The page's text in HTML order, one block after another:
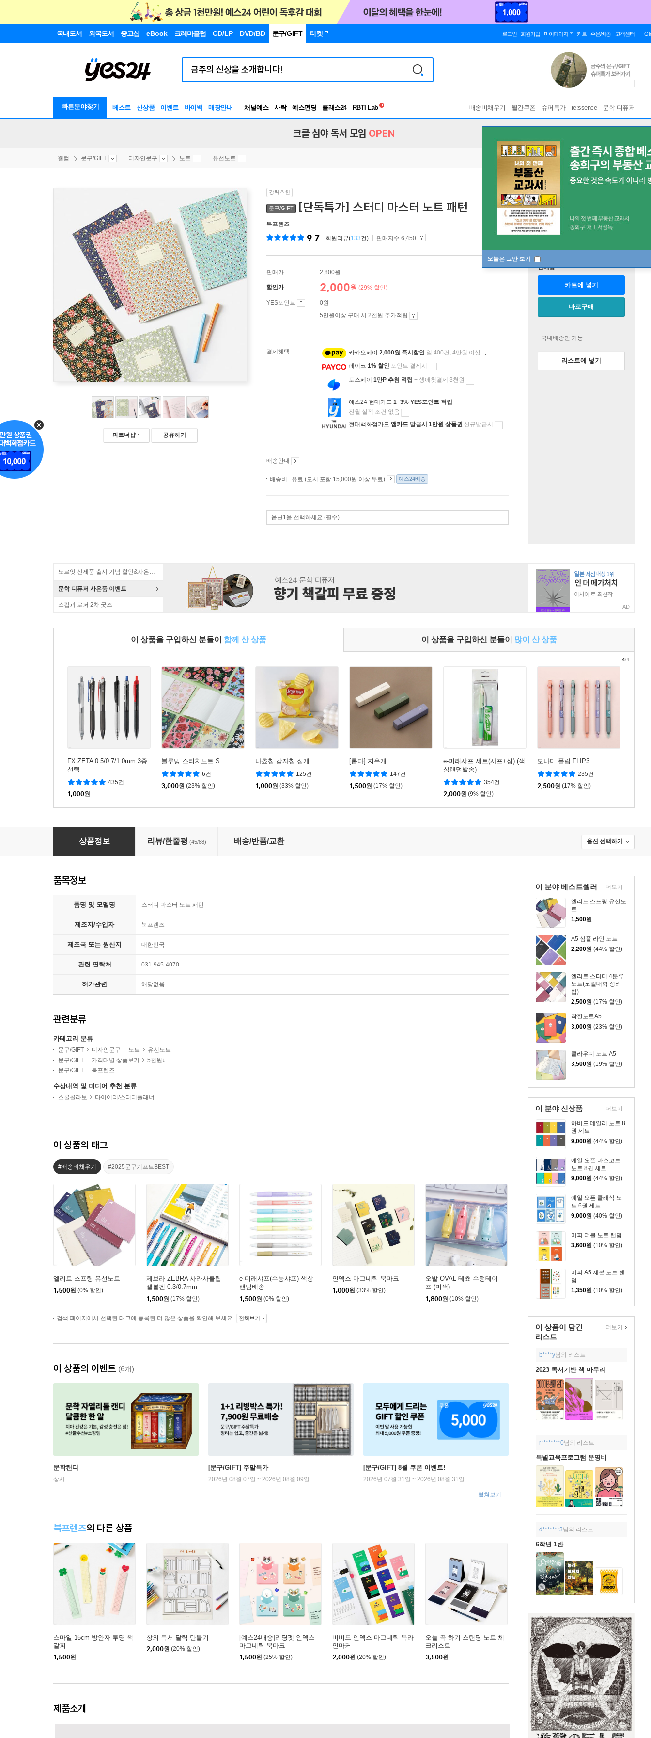
국내도서 외국도서 중고샵 eBook 크레마클럽 CD/LP DVD/BD 문구/GIFT 티켓 로그인 회원가입 마이페이지 카트 주문/배송 고객센터
빠른분야찾기 베스트 신상품 이벤트 바이백 매장안내 채널예스 사락 예스펀딩 클래스24
독서유형검사
배송비채우기 월간쿠폰 슈퍼특가 re:ssence 문학 디퓨저
오늘은 그만 보기
크클 심야 독서 모임 OPEN
웰컴 문구/GIFT 디자인문구 노트 유선노트
파트너샵 공유하기
강력추천
문구/GIFT [단독특가] 스터디 마스터 노트 패턴
북프렌즈
9.7 회원리뷰(133건) 판매지수 6,450
판매가 2,800원
할인가 2,000원 (29% 할인)
YES포인트
0원
5만원이상 구매 시 2천원 추가적립
결제혜택 카카오페이 2,000원 즉시할인 일 400건, 4만원 이상
페이코 1% 할인 포인트 결제시
토스페이 1만P 추첨 적립 + 생애첫결제 3천원
예스24 현대카드 1~3% YES포인트 적립
전월 실적 조건 없음
현대백화점카드 앱카드 발급시 1만원 상품권 신규발급시
배송안내
배송비 : 유료 (도서 포함 15,000원 이상 무료) 예스24배송
옵션1을 선택하세요 (필수)
판매중
카트에 넣기
바로구매
국내배송만 가능
리스트에 넣기
노르잇 신제품 출시 기념 할인&사은품 증정!
문학 디퓨저 사은품 이벤트
스킵과 로퍼 2차 굿즈 AD
이 상품을 구입하신 분들이 함께 산 상품 이 상품을 구입하신 분들이 많이 산 상품
FX ZETA 0.5/0.7/1.0mm 3종
선택
435건
1,000원
블루밍 스티치노트 S
6건
3,000원 (23% 할인)
나쵸칩 감자칩 집게
125건
1,000원 (33% 할인)
[롭다] 지우개
147건
1,500원 (17% 할인)
e-미래샤프 세트(샤프+심) (색
상랜덤발송)
354건
2,000원 (9% 할인)
모나미 플립 FLIP3
235건
2,500원 (17% 할인)
4/4
[단독특가] 스터디 마스터 노트 패턴
상품정보 리뷰/한줄평 (45/88) 배송/반품/교환 옵션 선택하기
이 분야 베스트셀러
엘리트 스프링 유선노
트
1,500원
A5 심플 라인 노트
2,200원 (44% 할인)
엘리트 스터디 4분류
노트(코넬대학 정리
법)
2,500원 (17% 할인)
착한노트A5
3,000원 (23% 할인)
클라우디 노트 A5
3,500원 (19% 할인)
더보기
이 분야 신상품
하버드 데일리 노트 8
권 세트
9,000원 (44% 할인)
예일 오픈 마스코트
노트 8권 세트
9,000원 (44% 할인)
예일 오픈 클래식 노
트 6권 세트
9,000원 (40% 할인)
미피 더블 노트 랜덤
3,600원 (10% 할인)
미피 A5 제본 노트 랜
덤
1,350원 (10% 할인)
더보기
이 상품이 담긴
리스트
더보기
b****y님의 리스트
2023 독서기반 책 마무리
r********0님의 리스트
특별교육프로그램 운영비
d*******3님의 리스트
6학년 1반
품목정보
품명 및 모델명 스터디 마스터 노트 패턴
제조자/수입자 북프렌즈
제조국 또는 원산지 대한민국
관련 연락처 031-945-4070
허가관련 해당없음
관련분류
카테고리 분류
문구/GIFT 디자인문구 노트
유선노트
문구/GIFT
가격대별 상품보기
5천원↓
문구/GIFT
북프렌즈
수상내역 및 미디어 추천 분류
스쿨콜라보 다이어리/스터디플래너
이 상품의 태그
#배송비채우기 #2025문구기프트BEST
엘리트 스프링 유선노트
1,500원 (0% 할인)
제브라 ZEBRA 사라사클립
젤볼펜 0.3/0.7mm
1,500원 (17% 할인)
e-미래샤프(수능샤프) 색상
랜덤배송
1,500원 (0% 할인)
인덱스 마그네틱 북마크
1,000원 (33% 할인)
오발 OVAL 테쵸 수정테이
프 (미색)
1,800원 (10% 할인)
검색 페이지에서 선택된 태그에 등록된 더 많은 상품을 확인해 보세요. 전체보기
이 상품의 이벤트 (6개)
문학캔디
상시
[문구/GIFT] 주말특가
2026년 08월 07일 ~ 2026년 08월 09일
[문구/GIFT] 8월 쿠폰 이벤트!
2026년 07월 31일 ~ 2026년 08월 31일
펼쳐보기
북프렌즈의 다른 상품
스마일 15cm 방안자 투명 책
갈피
1,500원
창의 독서 달력 만들기
2,000원 (20% 할인)
[예스24배송]리딩펫 인덱스
마그네틱 북마크
1,500원 (25% 할인)
비비드 인덱스 마그네틱 북라
인마커
2,000원 (20% 할인)
오늘 꼭 하기 스탠딩 노트 체
크리스트
3,500원
제품소개